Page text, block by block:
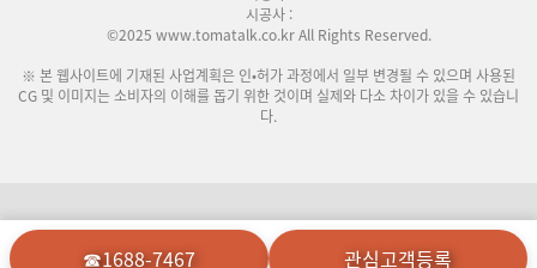
시공사 :
©2025 www.tomatalk.co.kr All Rights Reserved.
※ 본 웹사이트에 기재된 사업계획은 인•허가 과정에서 일부 변경될 수 있으며 사용된
CG 및 이미지는 소비자의 이해를 돕기 위한 것이며 실제와 다소 차이가 있을 수 있습니
다.
이용안내 개인정보처리방침
☎1688-7467 관심고객등록